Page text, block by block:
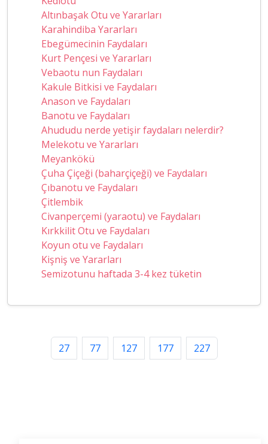
Altınbaşak Otu ve Yararları
Karahindiba Yararları
Ebegümecinin Faydaları
Kurt Pençesi ve Yararları
Vebaotu nun Faydaları
Kakule Bitkisi ve Faydaları
Anason ve Faydaları
Banotu ve Faydaları
Ahududu nerde yetişir faydaları nelerdir?
Melekotu ve Yararları
Meyankökü
Çuha Çiçeği (baharçiçeği) ve Faydaları
Çıbanotu ve Faydaları
Çitlembik
Civanperçemi (yaraotu) ve Faydaları
Kırkkilit Otu ve Faydaları
Koyun otu ve Faydaları
Kişniş ve Yararları
Semizotunu haftada 3-4 kez tüketin
27 77 127 177 227